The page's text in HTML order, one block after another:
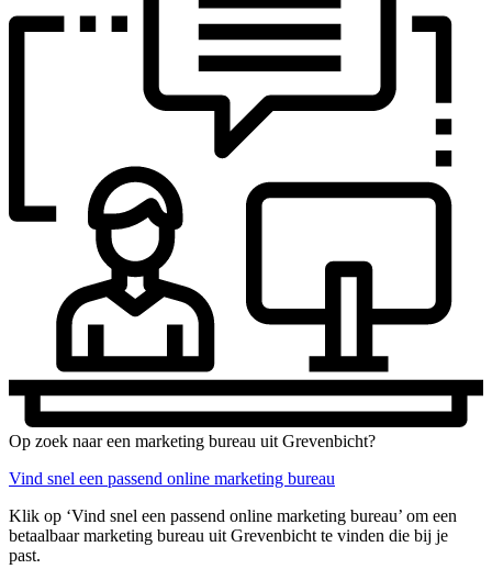
Op zoek naar een marketing bureau uit Grevenbicht?
Vind snel een passend online marketing bureau
Klik op ‘Vind snel een passend online marketing bureau’ om een
betaalbaar marketing bureau uit Grevenbicht te vinden die bij je
past.